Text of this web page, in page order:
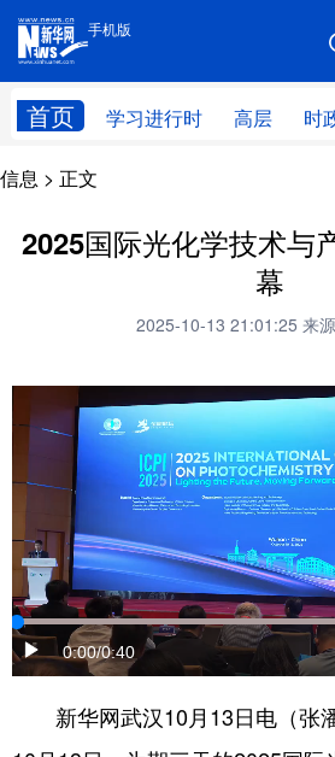
手机版
首页 学习进行时 高层 时
手机版
网站地图
学习进行时
国际 财经
科创
文化 书画
访谈 视频 图
法律 中央文件
食品
学术中国 乡村振兴
城市 旅游
信息 > 正文
2025国际光化学技术与
幕
2025-10-13 21:01:25 来
0:00/0:40
新华网武汉10月13日电（张潘